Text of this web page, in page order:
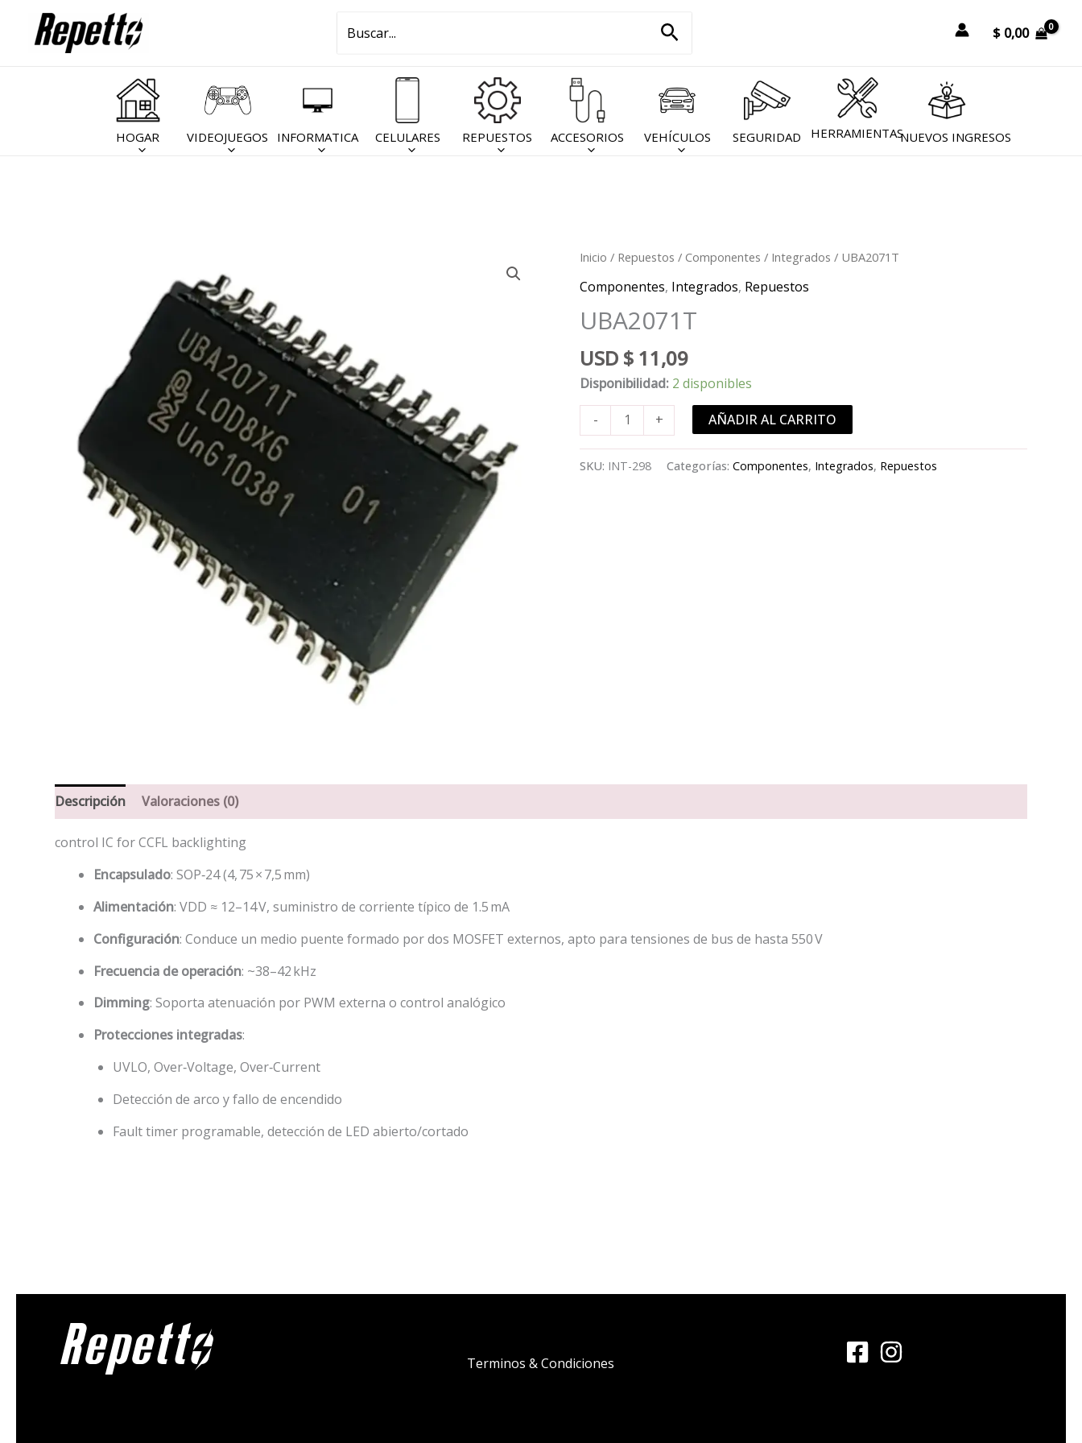
por:
Buscar $0,00
HOGAR VIDEOJUEGOS INFORMATICA CELULARES REPUESTOS ACCESORIOS VEHÍCULOS SEGURIDAD HERRAMIENTASNUEVOS INGRESOS
Inicio / Repuestos / Componentes / Integrados / UBA2071T
Componentes, Integrados, Repuestos
UBA2071T
USD $ 11,09
Disponibilidad: 2 disponibles
-
UBA2071T
cantidad
+ AÑADIR AL CARRITO
SKU: INT-298 Categorías:Componentes, Integrados, Repuestos
Descripción Valoraciones (0)
control IC for CCFL backlighting
Encapsulado: SOP‑24 (4, 75 × 7,5 mm)
Alimentación: VDD ≈ 12–14 V, suministro de corriente típico de 1.5 mA
Configuración: Conduce un medio puente formado por dos MOSFET externos, apto para tensiones de bus de hasta 550 V
Frecuencia de operación: ~38–42 kHz
Dimming: Soporta atenuación por PWM externa o control analógico
Protecciones integradas:
UVLO, Over‑Voltage, Over‑Current
Detección de arco y fallo de encendido
Fault timer programable, detección de LED abierto/cortado
Repetto Terminos & Condiciones